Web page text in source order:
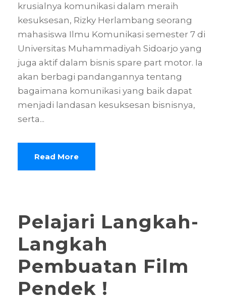
krusialnya komunikasi dalam meraih
kesuksesan, Rizky Herlambang seorang
mahasiswa Ilmu Komunikasi semester 7 di
Universitas Muhammadiyah Sidoarjo yang
juga aktif dalam bisnis spare part motor. Ia
akan berbagi pandangannya tentang
bagaimana komunikasi yang baik dapat
menjadi landasan kesuksesan bisnisnya,
serta...
Read More
Pelajari Langkah-
Langkah
Pembuatan Film
Pendek !